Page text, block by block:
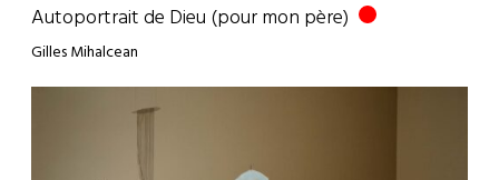
Autoportrait de Dieu (pour mon père)
Gilles Mihalcean